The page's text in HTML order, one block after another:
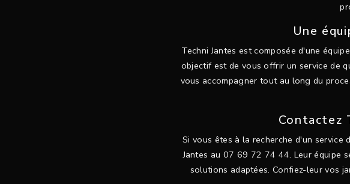
Une
Techni Jantes est composée d'une
objectif est de vous offrir un service de
vous accompagner tout au long du
Contactez
Si vous êtes à la recherche d'un service
Jantes au 07 69 72 74 44. Leur équipe
solutions adaptées. Confiez-leur vos